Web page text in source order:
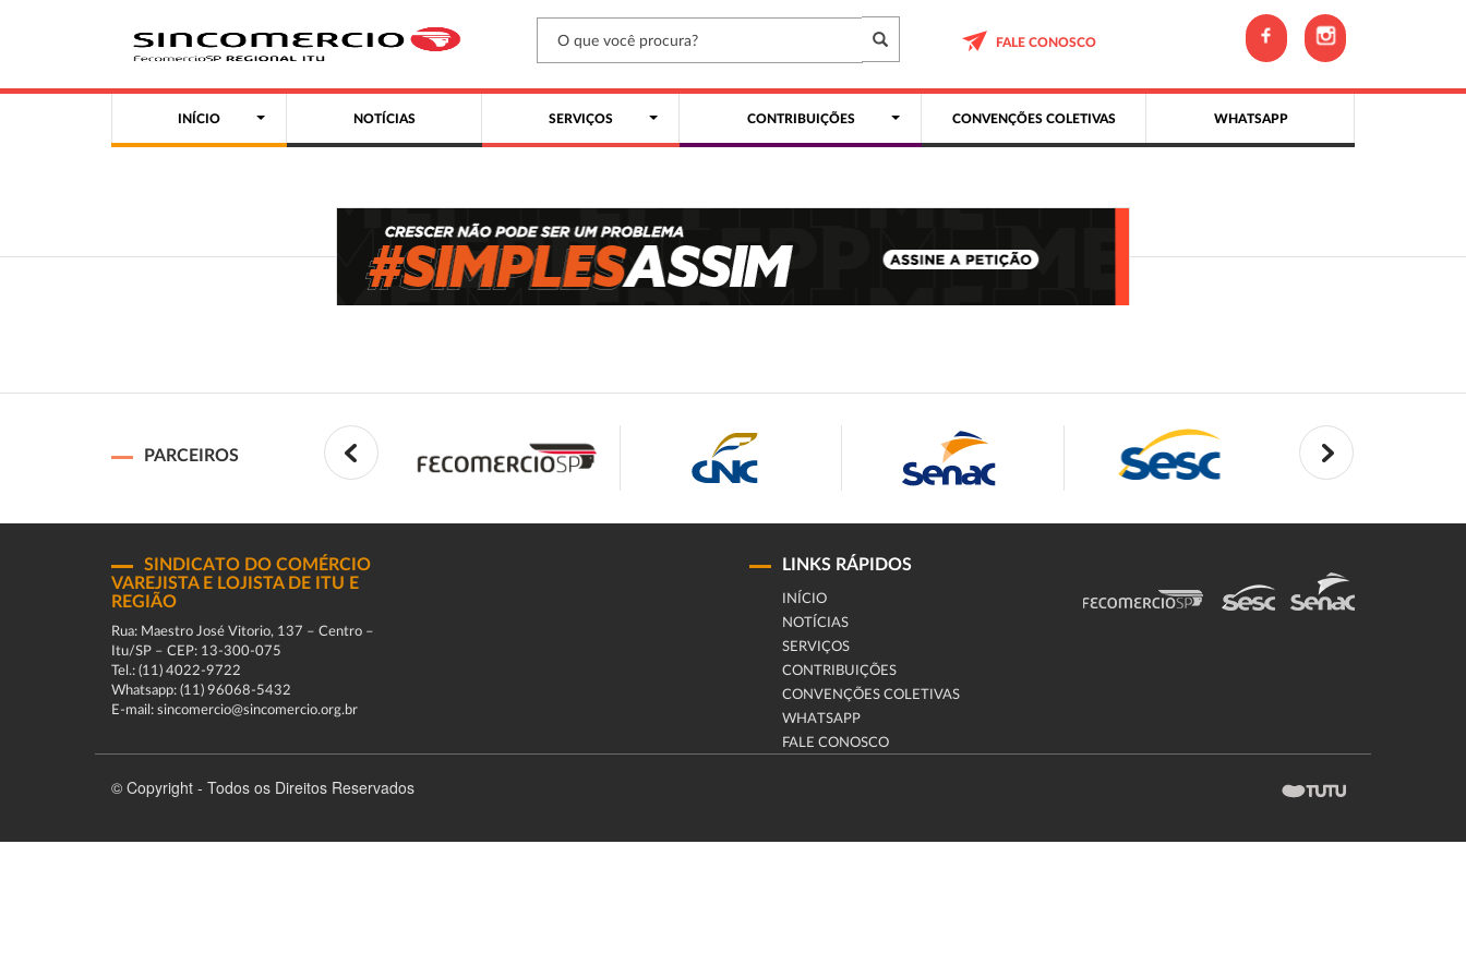
FALE CONOSCO
INÍCIO NOTÍCIAS SERVIÇOS CONTRIBUIÇÕES CONVENÇÕES COLETIVAS WHATSAPP
PARCEIROS
SINDICATO DO COMÉRCIO
VAREJISTA E LOJISTA DE ITU E
REGIÃO
Rua: Maestro José Vitorio, 137 – Centro –
Itu/SP – CEP: 13-300-075
Tel.: (11) 4022-9722
Whatsapp: (11) 96068-5432
E-mail: sincomercio@sincomercio.org.br
LINKS RÁPIDOS
INÍCIO
NOTÍCIAS
SERVIÇOS
CONTRIBUIÇÕES
CONVENÇÕES COLETIVAS
WHATSAPP
FALE CONOSCO
© Copyright - Todos os Direitos Reservados